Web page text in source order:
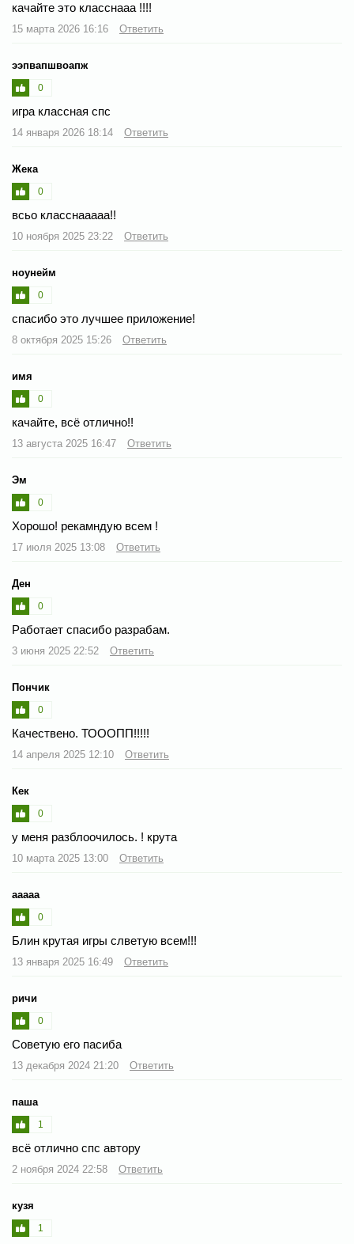
качайте это класснааа !!!!
15 марта 2026 16:16 Ответить
ээпвапшвоапж
0
игра классная спс
14 января 2026 18:14 Ответить
Жека
0
всьо класснааааа!!
10 ноября 2025 23:22 Ответить
ноунейм
0
спасибо это лучшее приложение!
8 октября 2025 15:26 Ответить
имя
0
качайте, всё отлично!!
13 августа 2025 16:47 Ответить
Эм
0
Хорошо! рекамндую всем !
17 июля 2025 13:08 Ответить
Ден
0
Работает спасибо разрабам.
3 июня 2025 22:52 Ответить
Пончик
0
Качествено. ТОООПП!!!!!
14 апреля 2025 12:10 Ответить
Кек
0
у меня разблоочилось. ! крута
10 марта 2025 13:00 Ответить
ааааа
0
Блин крутая игры слветую всем!!!
13 января 2025 16:49 Ответить
ричи
0
Советую его пасиба
13 декабря 2024 21:20 Ответить
паша
1
всё отлично спс автору
2 ноября 2024 22:58 Ответить
кузя
1